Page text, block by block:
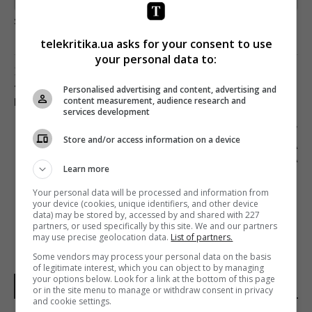
загрузка...
Предыдущий пост
? «ЛАНЕТ» 1 ЯНВАРЯ ОТКЛЮЧИЛ ДВА
ИНФОРМАЦИОННЫХ ТЕЛЕКАНАЛА
Следующий пост
РУДИМЕНТ «СОВКА». ТКАЧЕНКО ОТВЕТИЛ НА
СМЕЩЕНИЕ НОВОГОДНЕЙ РЕЧИ ПРЕЗИДЕНТА
НОВОСТИ УКРАИНЫ
telekritika.ua asks for your consent to use
your personal data to:
Personalised advertising and content, advertising and
content measurement, audience research and
services development
Store and/or access information on a device
Learn more
Your personal data will be processed and information from
your device (cookies, unique identifiers, and other device
data) may be stored by, accessed by and shared with 227
partners, or used specifically by this site. We and our partners
may use precise geolocation data. List of partners.
Some vendors may process your personal data on the basis
of legitimate interest, which you can object to by managing
your options below. Look for a link at the bottom of this page
or in the site menu to manage or withdraw consent in privacy
and cookie settings.